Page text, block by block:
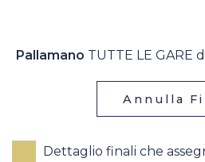
Pallamano TUTTE LE GARE
Annulla
Dettaglio finali che